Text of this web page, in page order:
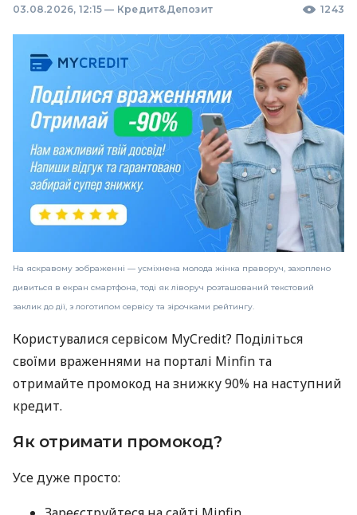
03.08.2026, 12:15 — Кредит&Депозит 1243
На яскравому зображенні — усміхнена молода жінка праворуч, захоплено
дивиться в екран смартфона, тоді як ліворуч розташований текстовий
заклик до дії, з логотипом сервісу та зірочками рейтингу.
Користувалися сервісом MyCredit? Поділіться
своїми враженнями на порталі Minfin та
отримайте промокод на знижку 90% на наступний
кредит.
Як отримати промокод?
Усе дуже просто: